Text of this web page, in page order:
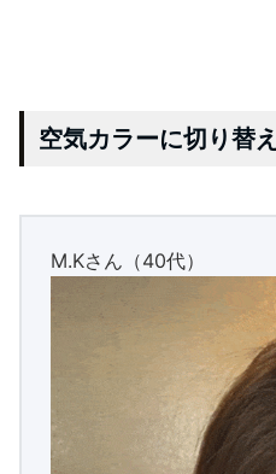
最後に。。
白髪染めの悩みは一生続
これから何百、何千とする
う作業」を楽ちん♪で若髪を
髪がキレイなだけで、毎日